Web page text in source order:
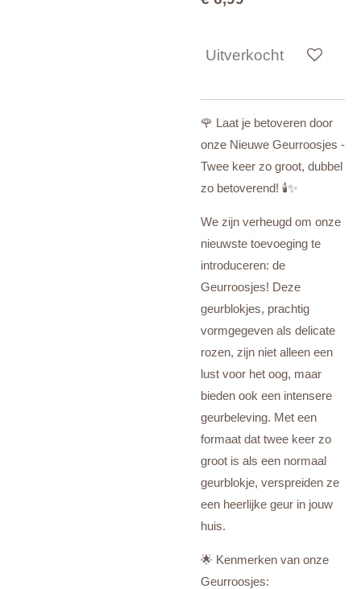
Uitverkocht
🌹 Laat je betoveren door
onze Nieuwe Geurroosjes -
Twee keer zo groot, dubbel
zo betoverend! 🕯️✨
We zijn verheugd om onze
nieuwste toevoeging te
introduceren: de
Geurroosjes! Deze
geurblokjes, prachtig
vormgegeven als delicate
rozen, zijn niet alleen een
lust voor het oog, maar
bieden ook een intensere
geurbeleving. Met een
formaat dat twee keer zo
groot is als een normaal
geurblokje, verspreiden ze
een heerlijke geur in jouw
huis.
🌟 Kenmerken van onze
Geurroosjes: